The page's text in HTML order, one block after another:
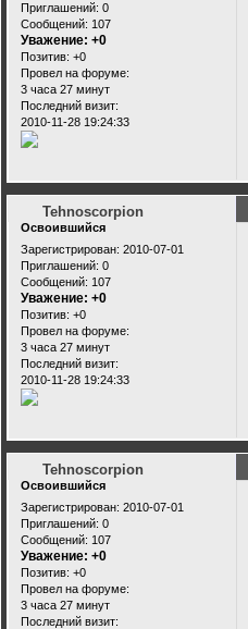
Приглашений: 0
Сообщений: 107
Уважение: +0
Позитив: +0
Провел на форуме:
3 часа 27 минут
Последний визит:
2010-11-28 19:24:33
Tehnoscorpion
Освоившийся
Зарегистрирован: 2010-07-01
Приглашений: 0
Сообщений: 107
Уважение: +0
Позитив: +0
Провел на форуме:
3 часа 27 минут
Последний визит:
2010-11-28 19:24:33
Tehnoscorpion
Освоившийся
Зарегистрирован: 2010-07-01
Приглашений: 0
Сообщений: 107
Уважение: +0
Позитив: +0
Провел на форуме:
3 часа 27 минут
Последний визит: